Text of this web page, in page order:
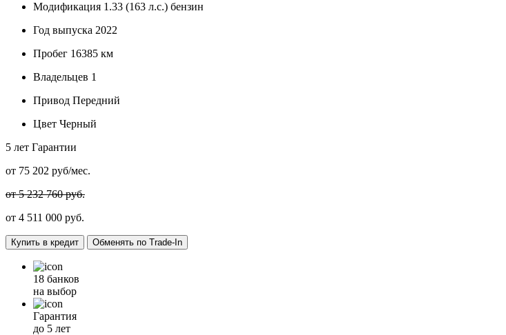
Модификация 1.33 (163 л.с.) бензин
Год выпуска 2022
Пробег 16385 км
Владельцев 1
Привод Передний
Цвет Черный
5 лет Гарантии
от 75 202 руб/мес.
от 5 232 760 руб.
от 4 511 000 руб.
Купить в кредит Обменять по Trade-In
18 банков
на выбор
Гарантия
до 5 лет